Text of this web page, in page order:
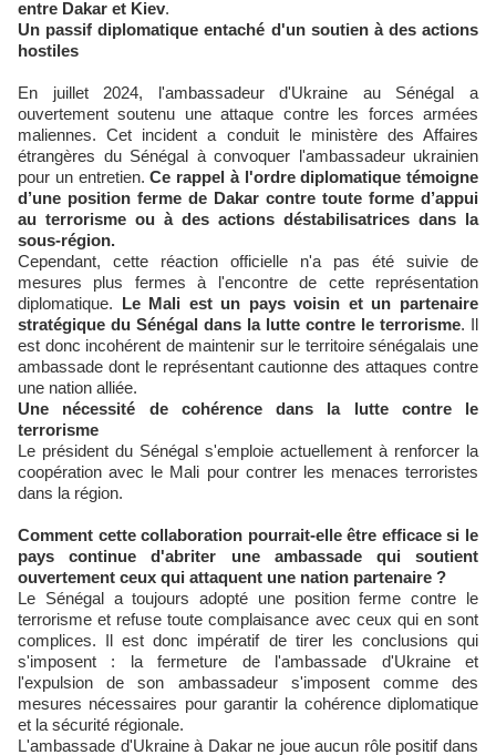
entre Dakar et Kiev.
Un passif diplomatique entaché d'un soutien à des actions
hostiles
En juillet 2024, l'ambassadeur d'Ukraine au Sénégal a
ouvertement soutenu une attaque contre les forces armées
maliennes. Cet incident a conduit le ministère des Affaires
étrangères du Sénégal à convoquer l'ambassadeur ukrainien
pour un entretien.Ce rappel à l'ordre diplomatique témoigne
d’une position ferme de Dakar contre toute forme d’appui
au terrorisme ou à des actions déstabilisatrices dans la
sous-région.
Cependant, cette réaction officielle n'a pas été suivie de
mesures plus fermes à l'encontre de cette représentation
diplomatique. Le Mali est un pays voisin et un partenaire
stratégique du Sénégal dans la lutte contre le terrorisme. Il
est donc incohérent de maintenir sur le territoire sénégalais une
ambassade dont le représentant cautionne des attaques contre
une nation alliée.
Une nécessité de cohérence dans la lutte contre le
terrorisme
Le président du Sénégal s'emploie actuellement à renforcer la
coopération avec le Mali pour contrer les menaces terroristes
dans la région.
Comment cette collaboration pourrait-elle être efficace si le
pays continue d'abriter une ambassade qui soutient
ouvertement ceux qui attaquent une nation partenaire ?
Le Sénégal a toujours adopté une position ferme contre le
terrorisme et refuse toute complaisance avec ceux qui en sont
complices. Il est donc impératif de tirer les conclusions qui
s'imposent : la fermeture de l'ambassade d'Ukraine et
l'expulsion de son ambassadeur s'imposent comme des
mesures nécessaires pour garantir la cohérence diplomatique
et la sécurité régionale.
L'ambassade d'Ukraine à Dakar ne joue aucun rôle positif dans